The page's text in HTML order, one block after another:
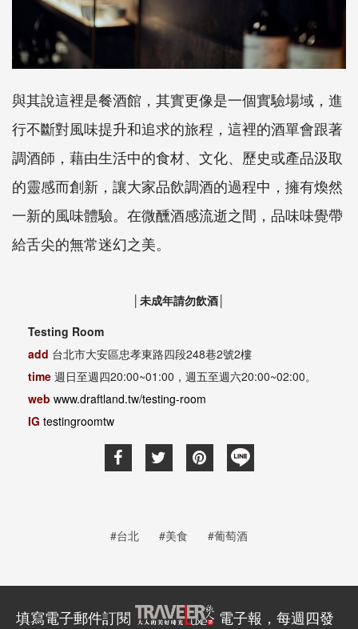
與其說這裡是餐酒館，其實更像是一個實驗場域，進
行不斷對風味提升和追求的旅程，這裡的酒單會跟著
調酒師，藉由生活中的食材、文化、歷史或產品汲取
的靈感而創新，讓大家品飲調酒的過程中，擁有煥然
一新的風味體驗。在微醺酒感流逝之間，品味味覺帶
給舌尖的無常迷幻之美。
│未成年請勿飲酒│
Testing Room
add 台北市大安區忠孝東路四段248巷2號2樓
time 週日至週四20:00~01:00，週五至週六20:00~02:00。
web www.draftland.tw/testing-room
IG testingroomtw
#台北 #美食 #葡萄酒
填寫電子郵件訂閱
電子報，每週四發